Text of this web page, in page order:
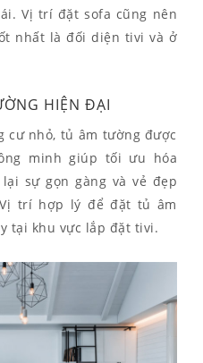
Vị trí đặt sofa cũng nên
nhất là đối diện tivi và ở
HIỆN ĐẠI
cư nhỏ, tủ âm tường được
minh giúp tối ưu hóa
sự gọn gàng và vẻ đẹp
trí hợp lý để đặt tủ âm
tại khu vực lắp đặt tivi.